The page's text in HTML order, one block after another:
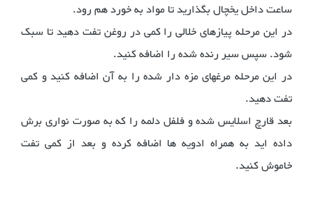
ساعت داخل یخچال بگذارید تا مواد به خورد هم رود.
در این مرحله پیازهای خلالی را کمی در روغن تفت دهید تا سبک
‌شود. سپس سیر رنده شده را اضافه کنید.
در این مرحله مرغهای مزه دار شده را به آن اضافه کنید و کمی
تفت دهید.
بعد قارچ اسلایس شده و فلفل دلمه را که به صورت نواری برش
داده اید به همراه ادویه ها اضافه کرده و بعد از کمی تفت
خاموش کنید.